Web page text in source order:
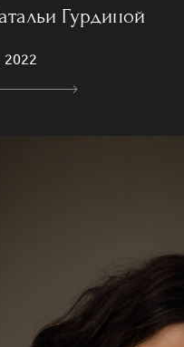
Гурдиной
2022